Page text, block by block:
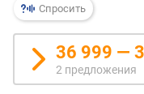
с
т
а
Спросить
36 999 —
2 предложения